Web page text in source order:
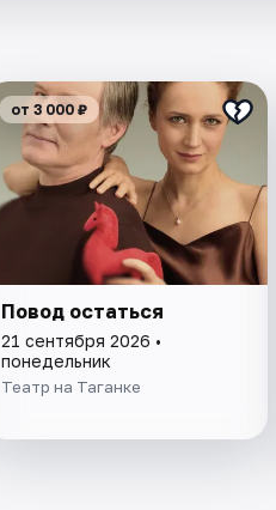
от 3 000 ₽
Повод остаться
21 сентября 2026 •
понедельник
Театр на Таганке